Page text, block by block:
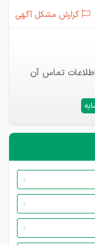
گزارش مشکل آگهی
تماس آن